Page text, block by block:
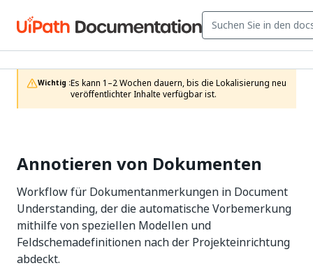
Wichtig :Es kann 1–2 Wochen dauern, bis die Lokalisierung neu
veröffentlichter Inhalte verfügbar ist.
Annotieren von Dokumenten
Workflow für Dokumentanmerkungen in Document
Understanding, der die automatische Vorbemerkung
mithilfe von speziellen Modellen und
Feldschemadefinitionen nach der Projekteinrichtung
abdeckt.